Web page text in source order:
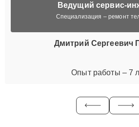
Ведущий сервис-
Специализация – ремонт
Дмитрий Сергеевич
Опыт работы – 7